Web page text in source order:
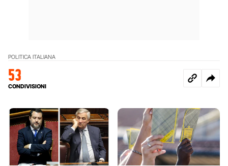
POLITICA ITALIANA
53
CONDIVISIONI